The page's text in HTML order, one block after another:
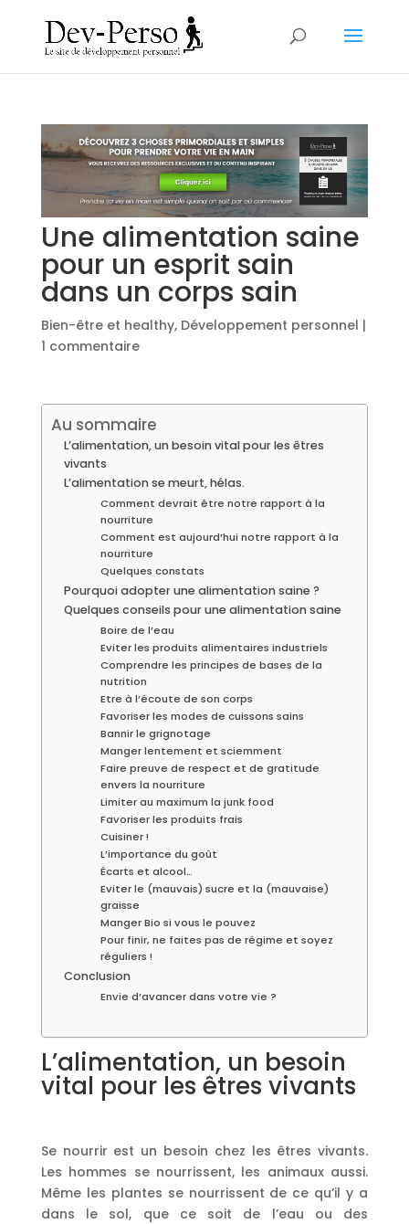
Une alimentation saine
pour un esprit sain
dans un corps sain
Bien-être et healthy, Développement personnel |
1 commentaire
Au sommaire
L’alimentation, un besoin vital pour les êtres
vivants
L’alimentation se meurt, hélas.
Comment devrait être notre rapport à la
nourriture
Comment est aujourd’hui notre rapport à la
nourriture
Quelques constats
Pourquoi adopter une alimentation saine ?
Quelques conseils pour une alimentation saine
Boire de l’eau
Eviter les produits alimentaires industriels
Comprendre les principes de bases de la
nutrition
Etre à l’écoute de son corps
Favoriser les modes de cuissons sains
Bannir le grignotage
Manger lentement et sciemment
Faire preuve de respect et de gratitude
envers la nourriture
Limiter au maximum la junk food
Favoriser les produits frais
Cuisiner !
L’importance du goût
Écarts et alcool…
Eviter le (mauvais) sucre et la (mauvaise)
graisse
Manger Bio si vous le pouvez
Pour finir, ne faites pas de régime et soyez
réguliers !
Conclusion
Envie d’avancer dans votre vie ?
L’alimentation, un besoin
vital pour les êtres vivants
Se nourrir est un besoin chez les êtres vivants.
Les hommes se nourrissent, les animaux aussi.
Même les plantes se nourrissent de ce qu’il y a
dans le sol, que ce soit de l’eau ou des